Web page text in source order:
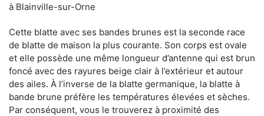
à Blainville-sur-Orne
Cette blatte avec ses bandes brunes est la seconde race
de blatte de maison la plus courante. Son corps est ovale
et elle possède une même longueur d’antenne qui est brun
foncé avec des rayures beige clair à l’extérieur et autour
des ailes. À l’inverse de la blatte germanique, la blatte à
bande brune préfère les températures élevées et sèches.
Par conséquent, vous le trouverez à proximité des